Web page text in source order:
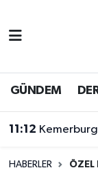
GÜNDEM
11:12
HABERLER ÖZEL
BİLİM
DERGİ
DÜNYA
Süper Lig
Tüm